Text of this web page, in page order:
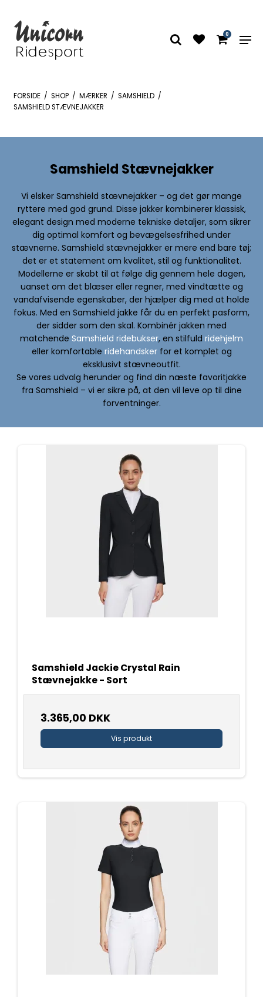
0
FORSIDE / SHOP / MÆRKER / SAMSHIELD /
SAMSHIELD STÆVNEJAKKER
Samshield Stævnejakker
Vi elsker Samshield stævnejakker – og det gør mange
ryttere med god grund. Disse jakker kombinerer klassisk,
elegant design med moderne tekniske detaljer, som sikrer
dig optimal komfort og bevægelsesfrihed under
stævnerne. Samshield stævnejakker er mere end bare tøj;
det er et statement om kvalitet, stil og funktionalitet.
Modellerne er skabt til at følge dig gennem hele dagen,
uanset om det blæser eller regner, med vindtætte og
vandafvisende egenskaber, der hjælper dig med at holde
fokus. Med en Samshield jakke får du en perfekt pasform,
der sidder som den skal. Kombinér jakken med
matchende Samshield ridebukser, en stilfuld ridehjelm
eller komfortable ridehandsker for et komplet og
eksklusivt stævneoutfit.
Se vores udvalg herunder og find din næste favoritjakke
fra Samshield – vi er sikre på, at den vil leve op til dine
forventninger.
Samshield Jackie Crystal Rain
Stævnejakke - Sort
3.365,00 DKK
Vis produkt